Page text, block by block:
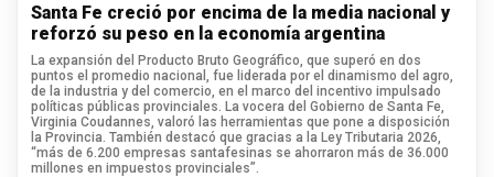
Santa Fe creció por encima de la media nacional y
reforzó su peso en la economía argentina
La expansión del Producto Bruto Geográfico, que superó en dos
puntos el promedio nacional, fue liderada por el dinamismo del agro,
de la industria y del comercio, en el marco del incentivo impulsado
políticas públicas provinciales. La vocera del Gobierno de Santa Fe,
Virginia Coudannes, valoró las herramientas que pone a disposición
la Provincia. También destacó que gracias a la Ley Tributaria 2026,
“más de 6.200 empresas santafesinas se ahorraron más de 36.000
millones en impuestos provinciales”.